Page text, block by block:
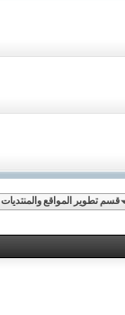
قسم تطوير المواقع والمنتديات